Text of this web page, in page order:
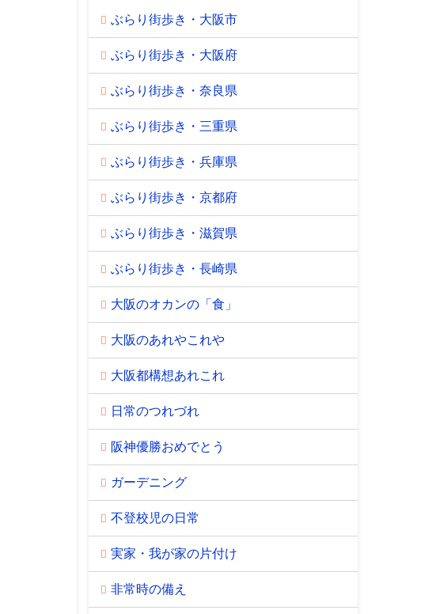
ぶらり街歩き・大阪市
ぶらり街歩き・大阪府
ぶらり街歩き・奈良県
ぶらり街歩き・三重県
ぶらり街歩き・兵庫県
ぶらり街歩き・京都府
ぶらり街歩き・滋賀県
ぶらり街歩き・長崎県
大阪のオカンの「食」
大阪のあれやこれや
大阪都構想あれこれ
日常のつれづれ
阪神優勝おめでとう
ガーデニング
不登校児の日常
実家・我が家の片付け
非常時の備え